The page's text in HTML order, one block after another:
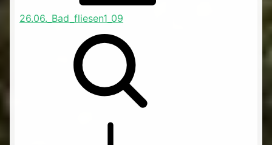
26.06._Bad_fliesen1_09